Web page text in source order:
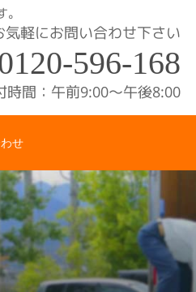
気軽にお問い合わせ下さい
596-168
時間：午前9:00〜午後8:00
せ